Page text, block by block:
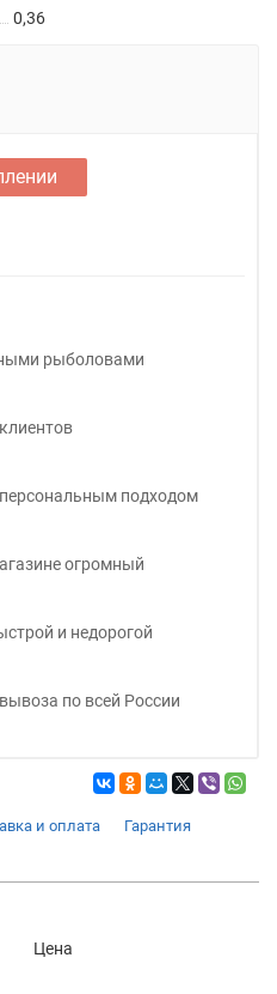
0,36
рыболовами
подходом
огромный
и недорогой
по всей России
и оплата Гарантия
Цена